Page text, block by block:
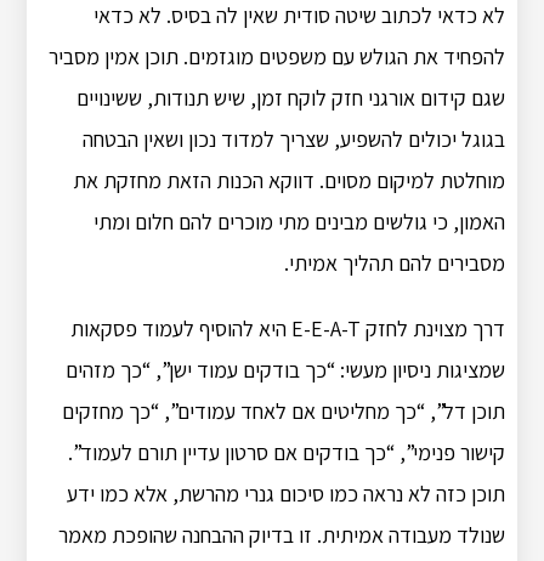
לא כדאי לכתוב שיטה סודית שאין לה בסיס. לא כדאי
להפחיד את הגולש עם משפטים מוגזמים. תוכן אמין מסביר
שגם קידום אורגני חזק לוקח זמן, שיש תנודות, ששינויים
בגוגל יכולים להשפיע, שצריך למדוד נכון ושאין הבטחה
מוחלטת למיקום מסוים. דווקא הכנות הזאת מחזקת את
האמון, כי גולשים מבינים מתי מוכרים להם חלום ומתי
מסבירים להם תהליך אמיתי.
דרך מצוינת לחזק E-E-A-T היא להוסיף לעמוד פסקאות
שמציגות ניסיון מעשי: “כך בודקים עמוד ישן”, “כך מזהים
תוכן דל”, “כך מחליטים אם לאחד עמודים”, “כך מחזקים
קישור פנימי”, “כך בודקים אם סרטון עדיין תורם לעמוד”.
תוכן כזה לא נראה כמו סיכום גנרי מהרשת, אלא כמו ידע
שנולד מעבודה אמיתית. זו בדיוק ההבחנה שהופכת מאמר